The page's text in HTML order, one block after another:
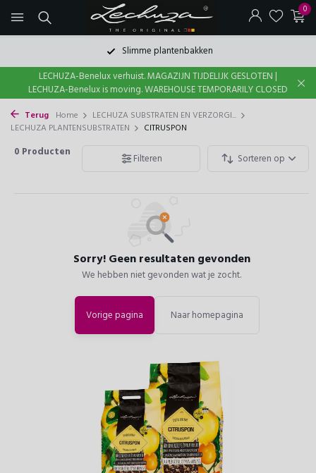
0
Slimme plantenbakken
LECHUZA-Benelux verhuist. MAGAZIJN TIJDELIJK GESLOTEN |
LECHUZA-Benelux is moving. WAREHOUSE TEMPORARILY CLOSED
Terug Home
LECHUZA SUBSTRATEN EN VERZORGI...
LECHUZA PLANTENSUBSTRATEN
CITRUSPON
0 Producten Filteren Sorteren op
Sorry! Geen resultaten gevonden
We hebben niet gevonden wat je zocht.
Vorige pagina Naar homepagina